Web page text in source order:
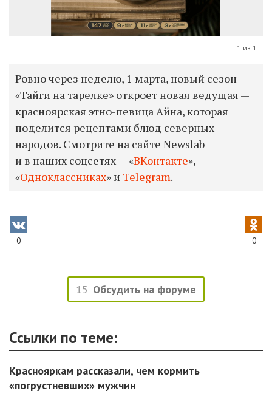
1 из 1
Ровно через неделю, 1 марта, новый сезон
«Тайги на тарелке» откроет новая ведущая —
красноярская этно-певица Айна, которая
поделится рецептами блюд северных
народов. Смотрите на сайте Newslab
и в наших соцсетях — «ВКонтакте»,
«Одноклассниках» и Telegram.
0 0
15 Обсудить на форуме
Ссылки по теме:
Краснояркам рассказали, чем кормить
«погрустневших» мужчин